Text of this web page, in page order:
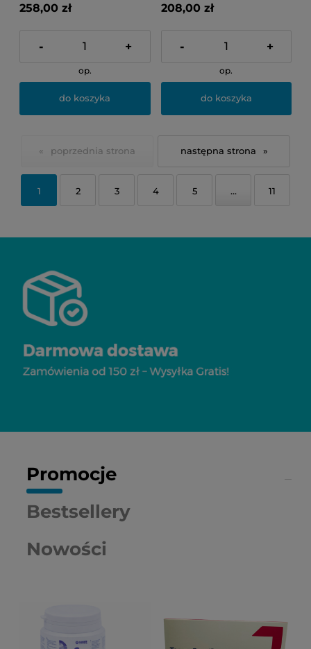
258,00 zł
- +
op.
do koszyka
208,00 zł
- +
op.
do koszyka
«
1 2 3 4 5 ... 11
»
Promocje
Nowości
Bestsellery